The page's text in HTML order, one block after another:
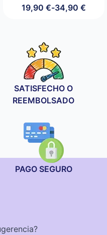
19,90 €-34,90 €
Rango
19,90 €
hasta
34,90 €
SATISFECHO O
REEMBOLSADO
PAGO SEGURO